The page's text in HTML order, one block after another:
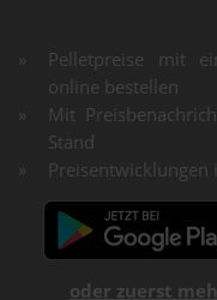
Pelletpreise mit
online bestellen
Mit
Stand
oder zuerst